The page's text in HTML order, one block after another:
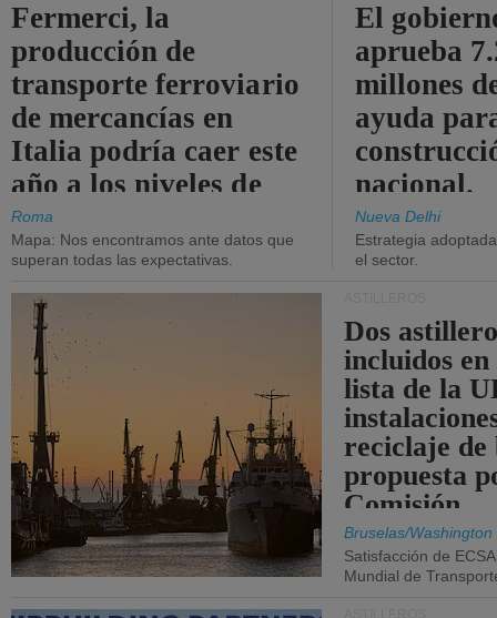
Fermerci, la
producción de
transporte ferroviario
de mercancías en
Italia podría caer este
año a los niveles de
2015.
Roma
Mapa: Nos encontramos ante datos que
superan todas las expectativas.
El
aprueba
millones
ayuda
nacional.
Nueva Delhi
Estrategia
el sector.
Dos
incluidos
lista de la
reciclaje de
propuesta
Comisión.
Bruselas/Washington
Satisfacción de
Mundial de